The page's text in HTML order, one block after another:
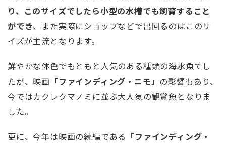
り、このサイズでしたら小型の水槽でも飼育すること
ができ、また実際にショップなどで出回るのはこのサ
イズが主流となります。
鮮やかな体色でもともと人気のある種類の海水魚でし
たが、映画 「ファインディング・ニモ」 の影響もあり、
今ではカクレクマノミに並ぶ大人気の観賞魚となりま
した。
更に、今年は映画の続編である 「ファインディング・